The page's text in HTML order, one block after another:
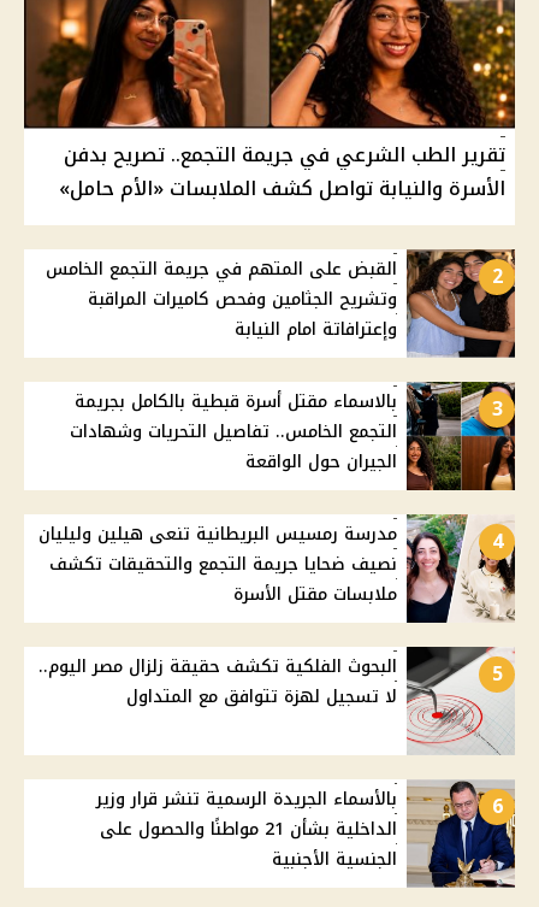
تقرير الطب الشرعي في جريمة التجمع.. تصريح بدفن
الأسرة والنيابة تواصل كشف الملابسات «الأم حامل»
2
القبض على المتهم في جريمة التجمع الخامس
وتشريح الجثامين وفحص كاميرات المراقبة
وإعترافاتة امام النيابة
3
بالاسماء مقتل أسرة قبطية بالكامل بجريمة
التجمع الخامس.. تفاصيل التحريات وشهادات
الجيران حول الواقعة
4
مدرسة رمسيس البريطانية تنعى هيلين وليليان
نصيف ضحايا جريمة التجمع والتحقيقات تكشف
ملابسات مقتل الأسرة
5
البحوث الفلكية تكشف حقيقة زلزال مصر اليوم..
لا تسجيل لهزة تتوافق مع المتداول
6
بالأسماء الجريدة الرسمية تنشر قرار وزير
الداخلية بشأن 21 مواطنًا والحصول على
الجنسية الأجنبية